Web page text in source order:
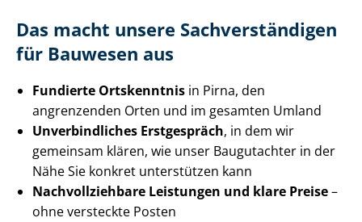
Das macht unsere Sach­ver­stän­di­gen
für Bauwesen aus
Fundierte Ortskenntnis in Pirna, den
angrenzenden Orten und im gesamten Umland
Unverbindliches Erstgespräch, in dem wir
gemeinsam klären, wie unser Baugutachter in der
Nähe Sie konkret unterstützen kann
Nach­voll­zieh­ba­re Leistungen und klare Preise–
ohne versteckte Posten